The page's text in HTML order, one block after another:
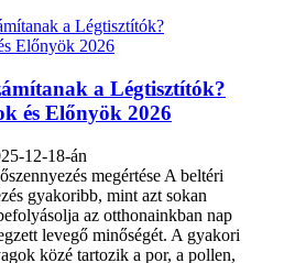
a Légtisztítók?
és Előnyök 2026
12-18-án
megértése A beltéri
gyakoribb, mint azt sokan
az otthonainkban nap
levegő minőségét. A gyakori
közé tartozik a por, a pollen,